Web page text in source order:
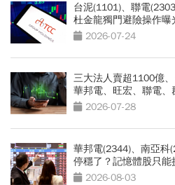
台泥(1101)、聯電
杜金龍獨門避險操作曝
2026-07-24
三大法人賣超1100億
華邦電、旺宏、聯電
坑」買點
2026-07-28
華邦電(2344)、南亞科
停穩了？記憶體股只
選它2026-08-03